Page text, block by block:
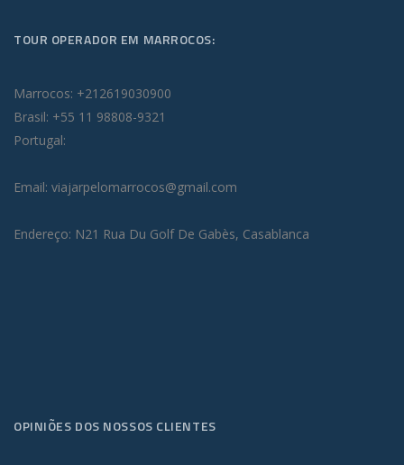
TOUR OPERADOR EM MARROCOS:
Marrocos: +212619030900
Brasil: +55 11 98808-9321
Portugal:
Email: viajarpelomarrocos@gmail.com
Endereço: N21 Rua Du Golf De Gabès, Casablanca
OPINIÕES DOS NOSSOS CLIENTES